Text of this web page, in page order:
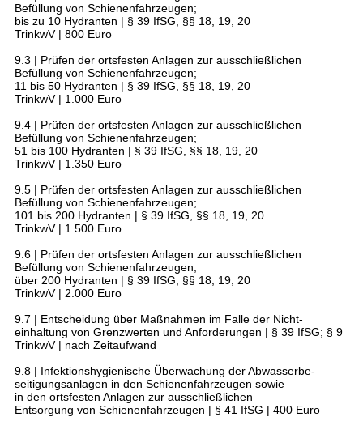
Befüllung von Schienenfahrzeugen;
bis zu 10 Hydranten | § 39 IfSG, §§ 18, 19, 20
TrinkwV | 800 Euro
9.3 | Prüfen der ortsfesten Anlagen zur ausschließlichen
Befüllung von Schienenfahrzeugen;
11 bis 50 Hydranten | § 39 IfSG, §§ 18, 19, 20
TrinkwV | 1.000 Euro
9.4 | Prüfen der ortsfesten Anlagen zur ausschließlichen
Befüllung von Schienenfahrzeugen;
51 bis 100 Hydranten | § 39 IfSG, §§ 18, 19, 20
TrinkwV | 1.350 Euro
9.5 | Prüfen der ortsfesten Anlagen zur ausschließlichen
Befüllung von Schienenfahrzeugen;
101 bis 200 Hydranten | § 39 IfSG, §§ 18, 19, 20
TrinkwV | 1.500 Euro
9.6 | Prüfen der ortsfesten Anlagen zur ausschließlichen
Befüllung von Schienenfahrzeugen;
über 200 Hydranten | § 39 IfSG, §§ 18, 19, 20
TrinkwV | 2.000 Euro
9.7 | Entscheidung über Maßnahmen im Falle der Nicht-
einhaltung von Grenzwerten und Anforderungen | § 39 IfSG; § 9
TrinkwV | nach Zeitaufwand
9.8 | Infektionshygienische Überwachung der Abwasserbe-
seitigungsanlagen in den Schienenfahrzeugen sowie
in den ortsfesten Anlagen zur ausschließlichen
Entsorgung von Schienenfahrzeugen | § 41 IfSG | 400 Euro